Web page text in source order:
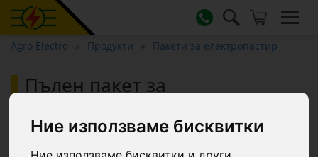
Ние използваме бисквитки
Agro Electro Продукти Пакети за електропастир
Пълен пакет за
джаула, за домашни животни
:: 500 m